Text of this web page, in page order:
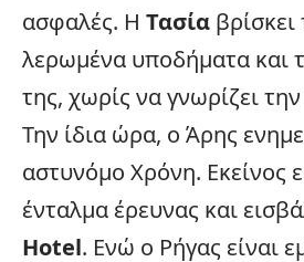
ασφαλές. Η Τασία
λερωμένα υποδήματα και
της, χωρίς να γνωρίζει
Την ίδια ώρα, ο Άρης
αστυνόμο Χρόνη. Εκείνος
ένταλμα έρευνας και
Hotel. Ενώ ο Ρήγας είναι